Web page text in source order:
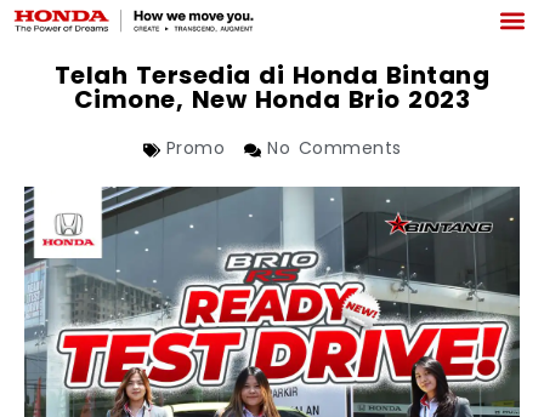
Telah Tersedia di Honda Bintang
Cimone, New Honda Brio 2023
Promo No Comments